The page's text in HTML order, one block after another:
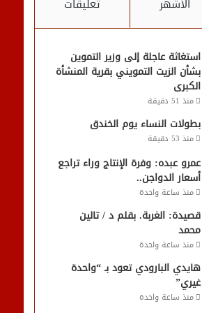
الأشهر تعليقات
استغاثة عاجلة إلى وزير التموين
بشأن الزيت التمويني بقرية المنشأة
الكبرى
منذ 51 دقيقة
بطولات النساء يوم الخندق
منذ 53 دقيقة
عمرو عبده: وفرة الإنتاج وراء تراجع
أسعار الدواجن..
منذ ساعة واحدة
قصيدة: الغربة. بقلم د / تالين
محمد
منذ ساعة واحدة
هايدي البارودي تعود بـ “واحدة
غيري”
منذ ساعة واحدة